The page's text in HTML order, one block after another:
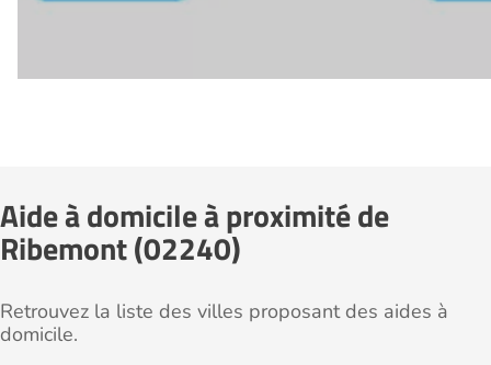
Aide à domicile à proximité de
Ribemont (02240)
Retrouvez la liste des villes proposant des aides à
domicile.